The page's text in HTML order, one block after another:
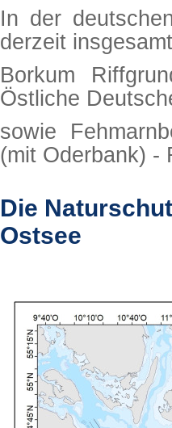
In der
derzeit
Borkum
Östliche
sowie
(mit Oderbank) -
Die
Ostsee